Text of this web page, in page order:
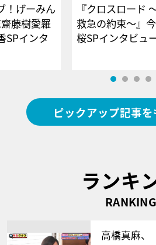
！げーみん
藤樹愛羅
SPインタ
『クロスロード
救急の約束～』
桜SPインタビ
ピックアップ記事
ランキ
RANKING
高橋真麻、